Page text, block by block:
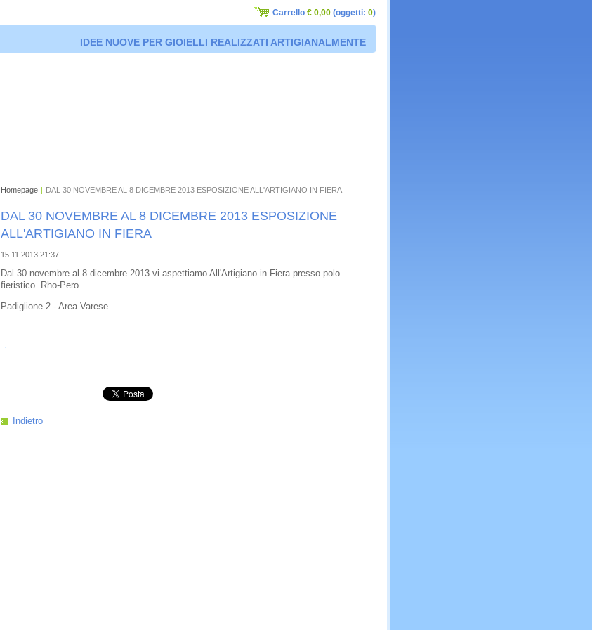
IDEE NUOVE PER GIOIELLI REALIZZATI ARTIGIANALMENTE
Homepage | DAL 30 NOVEMBRE AL 8 DICEMBRE 2013 ESPOSIZIONE ALL'ARTIGIANO IN FIERA
DAL 30 NOVEMBRE AL 8 DICEMBRE 2013 ESPOSIZIONE
ALL'ARTIGIANO IN FIERA
15.11.2013 21:37
Dal 30 novembre al 8 dicembre 2013 vi aspettiamo All'Artigiano in Fiera presso polo
fieristico Rho-Pero
Padiglione 2 - Area Varese
Indietro
Carrello € 0,00 (oggetti: 0)